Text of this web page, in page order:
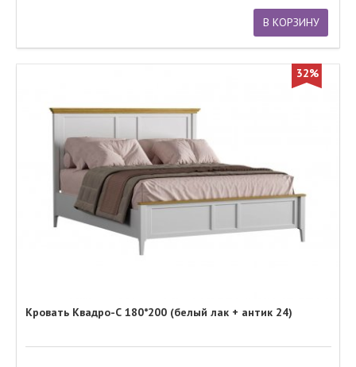
В КОРЗИНУ
32%
Кровать Квадро-С 180*200 (белый лак + антик 24)